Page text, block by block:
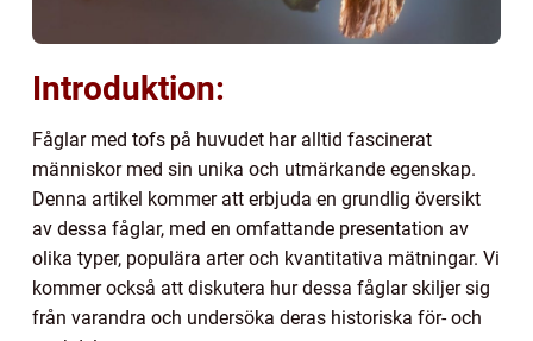
Introduktion:
Fåglar med tofs på huvudet har alltid fascinerat
människor med sin unika och utmärkande egenskap.
Denna artikel kommer att erbjuda en grundlig översikt
av dessa fåglar, med en omfattande presentation av
olika typer, populära arter och kvantitativa mätningar. Vi
kommer också att diskutera hur dessa fåglar skiljer sig
från varandra och undersöka deras historiska för- och